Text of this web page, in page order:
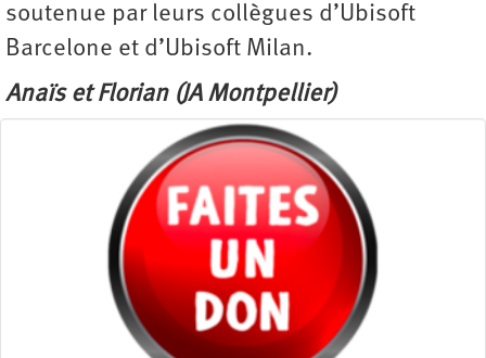
soutenue par leurs collègues d’Ubisoft
Barcelone et d’Ubisoft Milan.
Anaïs et Florian (JA Montpellier)